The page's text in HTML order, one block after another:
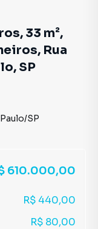
33 m²,
Rua
SP
/SP
610.000,00
R$ 440,00
R$ 80,00